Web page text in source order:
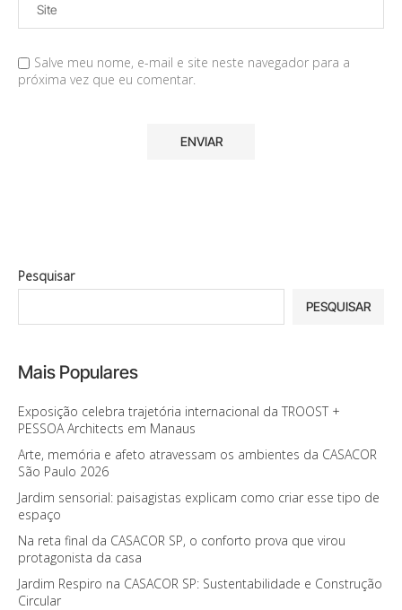
Salve meu nome, e-mail e site neste navegador para a
próxima vez que eu comentar.
Pesquisar
PESQUISAR
Mais Populares
Exposição celebra trajetória internacional da TROOST +
PESSOA Architects em Manaus
Arte, memória e afeto atravessam os ambientes da CASACOR
São Paulo 2026
Jardim sensorial: paisagistas explicam como criar esse tipo de
espaço
Na reta final da CASACOR SP, o conforto prova que virou
protagonista da casa
Jardim Respiro na CASACOR SP: Sustentabilidade e Construção
Circular